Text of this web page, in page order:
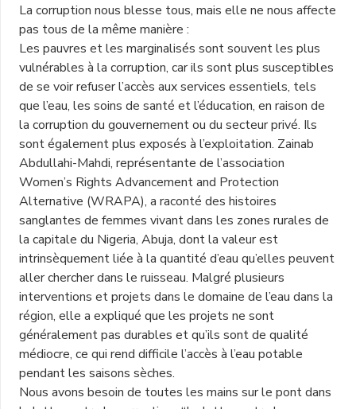
La corruption nous blesse tous, mais elle ne nous affecte
pas tous de la même manière :
Les pauvres et les marginalisés sont souvent les plus
vulnérables à la corruption, car ils sont plus susceptibles
de se voir refuser l’accès aux services essentiels, tels
que l’eau, les soins de santé et l’éducation, en raison de
la corruption du gouvernement ou du secteur privé. Ils
sont également plus exposés à l’exploitation. Zainab
Abdullahi-Mahdi, représentante de l’association
Women’s Rights Advancement and Protection
Alternative (WRAPA), a raconté des histoires
sanglantes de femmes vivant dans les zones rurales de
la capitale du Nigeria, Abuja, dont la valeur est
intrinsèquement liée à la quantité d’eau qu’elles peuvent
aller chercher dans le ruisseau. Malgré plusieurs
interventions et projets dans le domaine de l’eau dans la
région, elle a expliqué que les projets ne sont
généralement pas durables et qu’ils sont de qualité
médiocre, ce qui rend difficile l’accès à l’eau potable
pendant les saisons sèches.
Nous avons besoin de toutes les mains sur le pont dans